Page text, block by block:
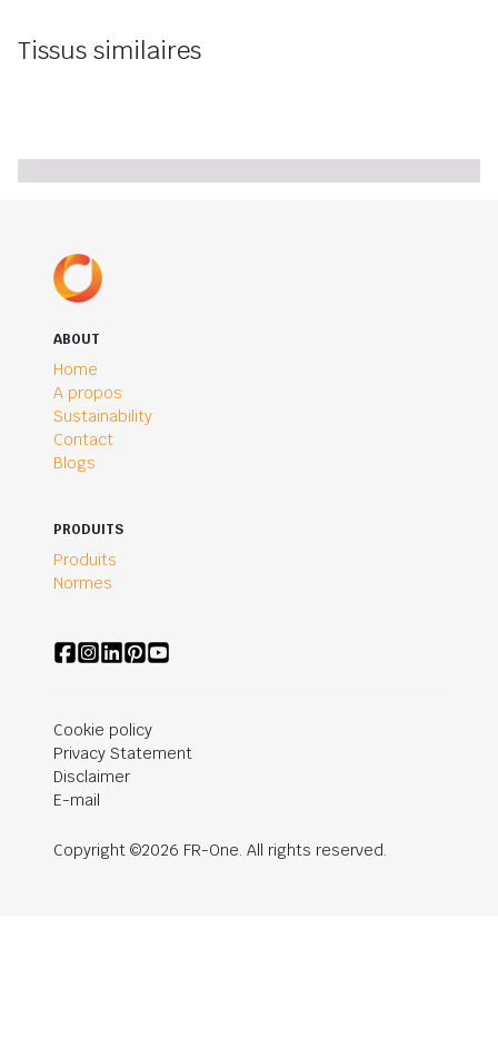
Tissus similaires
ABOUT
Home
A propos
Sustainability
Contact
Blogs
PRODUITS
Produits
Normes
Cookie policy
Privacy Statement
Disclaimer
E-mail
Copyright ©2026 FR-One. All rights reserved.